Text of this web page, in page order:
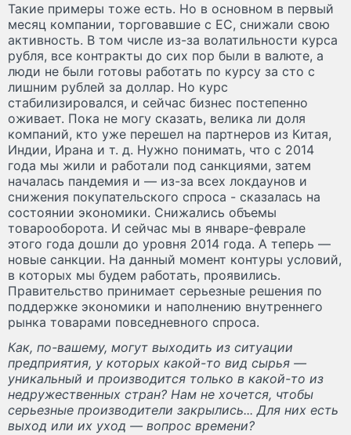
Такие примеры тоже есть. Но в основном в первый
месяц компании, торговавшие с ЕС, снижали свою
активность. В том числе из-за волатильности курса
рубля, все контракты до сих пор были в валюте, а
люди не были готовы работать по курсу за сто с
лишним рублей за доллар. Но курс
стабилизировался, и сейчас бизнес постепенно
оживает. Пока не могу сказать, велика ли доля
компаний, кто уже перешел на партнеров из Китая,
Индии, Ирана и т. д. Нужно понимать, что с 2014
года мы жили и работали под санкциями, затем
началась пандемия и — из-за всех локдаунов и
снижения покупательского спроса - сказалась на
состоянии экономики. Снижались объемы
товарооборота. И сейчас мы в январе-феврале
этого года дошли до уровня 2014 года. А теперь —
новые санкции. На данный момент контуры условий,
в которых мы будем работать, проявились.
Правительство принимает серьезные решения по
поддержке экономики и наполнению внутреннего
рынка товарами повседневного спроса.
Как, по-вашему, могут выходить из ситуации
предприятия, у которых какой-то вид сырья —
уникальный и производится только в какой-то из
недружественных стран? Нам не хочется, чтобы
серьезные производители закрылись... Для них есть
выход или их уход — вопрос времени?